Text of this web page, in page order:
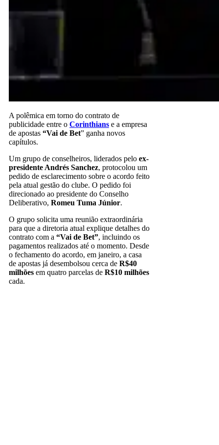
A polêmica em torno do contrato de
publicidade entre o Corinthians e a empresa
de apostas “Vai de Bet” ganha novos
capítulos.
Um grupo de conselheiros, liderados pelo ex-
presidente Andrés Sanchez, protocolou um
pedido de esclarecimento sobre o acordo feito
pela atual gestão do clube. O pedido foi
direcionado ao presidente do Conselho
Deliberativo, Romeu Tuma Júnior.
O grupo solicita uma reunião extraordinária
para que a diretoria atual explique detalhes do
contrato com a “Vai de Bet”, incluindo os
pagamentos realizados até o momento. Desde
o fechamento do acordo, em janeiro, a casa
de apostas já desembolsou cerca de R$40
milhões em quatro parcelas de R$10 milhões
cada.